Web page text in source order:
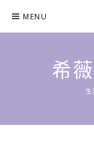
content
MENU
希